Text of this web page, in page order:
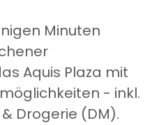
Minuten
Aquis Plaza mit
- inkl.
Drogerie (DM).